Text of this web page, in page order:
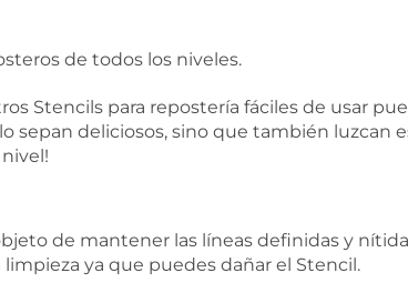
de todos los niveles.
Stencils para repostería fáciles de usar
deliciosos, sino que también luzcan
de mantener las líneas definidas y
ya que puedes dañar el Stencil.